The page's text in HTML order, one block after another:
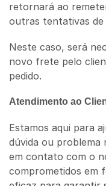
retornará ao
outras tentativas de
Neste caso, será
novo frete pelo
pedido.
Atendimento ao
Estamos aqui para
dúvida ou problema
em contato com o
comprometidos em